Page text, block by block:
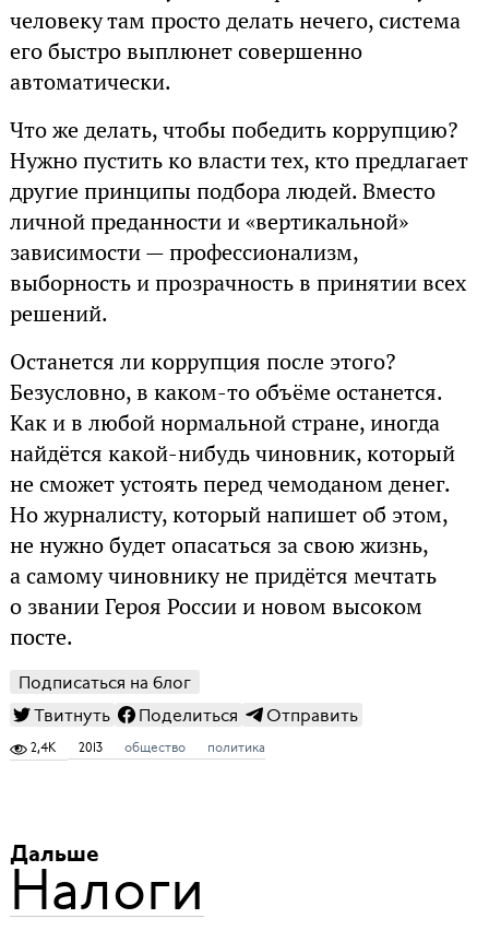
человеку там просто делать нечего, система
его быстро выплюнет совершенно
автоматически.
Что же делать, чтобы победить коррупцию?
Нужно пустить ко власти тех, кто предлагает
другие принципы подбора людей. Вместо
личной преданности и «вертикальной»
зависимости — профессионализм,
выборность и прозрачность в принятии всех
решений.
Останется ли коррупция после этого?
Безусловно, в каком-то объёме останется.
Как и в любой нормальной стране, иногда
найдётся какой-нибудь чиновник, который
не сможет устоять перед чемоданом денег.
Но журналисту, который напишет об этом,
не нужно будет опасаться за свою жизнь,
а самому чиновнику не придётся мечтать
о звании Героя России и новом высоком
посте.
Подписаться на блог
Твитнуть
Поделиться Отправить
2,4K 2013 общество политика
Дальше
Налоги